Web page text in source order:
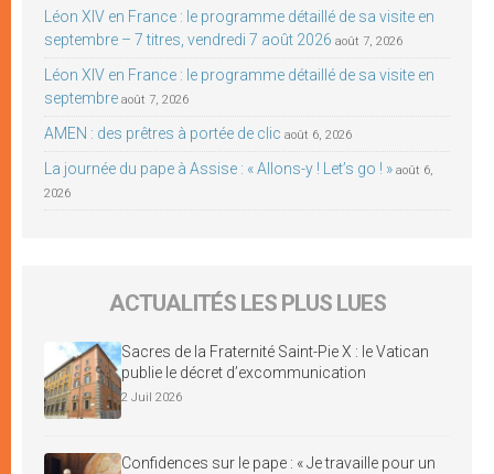
Léon XIV en France : le programme détaillé de sa visite en
septembre – 7 titres, vendredi 7 août 2026 août 7, 2026
Léon XIV en France : le programme détaillé de sa visite en
septembre août 7, 2026
AMEN : des prêtres à portée de clic août 6, 2026
La journée du pape à Assise : « Allons-y ! Let’s go ! » août 6,
2026
ACTUALITÉS LES PLUS LUES
Sacres de la Fraternité Saint-Pie X : le Vatican
publie le décret d’excommunication
2 Juil 2026
Confidences sur le pape : « Je travaille pour un